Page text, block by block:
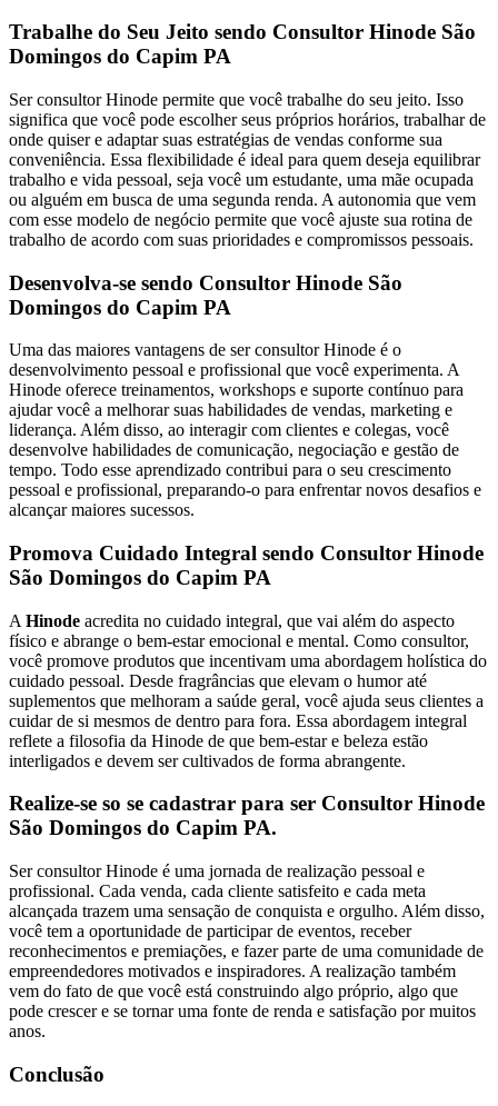
Trabalhe do Seu Jeito sendo Consultor Hinode São
Domingos do Capim PA
Ser consultor Hinode permite que você trabalhe do seu jeito. Isso
significa que você pode escolher seus próprios horários, trabalhar de
onde quiser e adaptar suas estratégias de vendas conforme sua
conveniência. Essa flexibilidade é ideal para quem deseja equilibrar
trabalho e vida pessoal, seja você um estudante, uma mãe ocupada
ou alguém em busca de uma segunda renda. A autonomia que vem
com esse modelo de negócio permite que você ajuste sua rotina de
trabalho de acordo com suas prioridades e compromissos pessoais.
Desenvolva-se sendo Consultor Hinode São
Domingos do Capim PA
Uma das maiores vantagens de ser consultor Hinode é o
desenvolvimento pessoal e profissional que você experimenta. A
Hinode oferece treinamentos, workshops e suporte contínuo para
ajudar você a melhorar suas habilidades de vendas, marketing e
liderança. Além disso, ao interagir com clientes e colegas, você
desenvolve habilidades de comunicação, negociação e gestão de
tempo. Todo esse aprendizado contribui para o seu crescimento
pessoal e profissional, preparando-o para enfrentar novos desafios e
alcançar maiores sucessos.
Promova Cuidado Integral sendo Consultor Hinode
São Domingos do Capim PA
A Hinode acredita no cuidado integral, que vai além do aspecto
físico e abrange o bem-estar emocional e mental. Como consultor,
você promove produtos que incentivam uma abordagem holística do
cuidado pessoal. Desde fragrâncias que elevam o humor até
suplementos que melhoram a saúde geral, você ajuda seus clientes a
cuidar de si mesmos de dentro para fora. Essa abordagem integral
reflete a filosofia da Hinode de que bem-estar e beleza estão
interligados e devem ser cultivados de forma abrangente.
Realize-se so se cadastrar para ser Consultor Hinode
São Domingos do Capim PA.
Ser consultor Hinode é uma jornada de realização pessoal e
profissional. Cada venda, cada cliente satisfeito e cada meta
alcançada trazem uma sensação de conquista e orgulho. Além disso,
você tem a oportunidade de participar de eventos, receber
reconhecimentos e premiações, e fazer parte de uma comunidade de
empreendedores motivados e inspiradores. A realização também
vem do fato de que você está construindo algo próprio, algo que
pode crescer e se tornar uma fonte de renda e satisfação por muitos
anos.
Conclusão